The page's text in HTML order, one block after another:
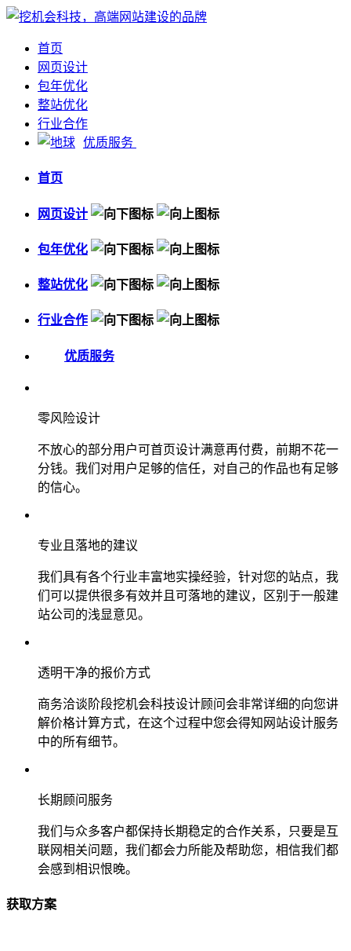
首页
网页设计
包年优化
整站优化
行业合作
优质服务
首页
网页设计
包年优化
整站优化
行业合作
优质服务
零风险设计
不放心的部分用户可首页设计满意再付费，前期不花一
分钱。我们对用户足够的信任，对自己的作品也有足够
的信心。
专业且落地的建议
我们具有各个行业丰富地实操经验，针对您的站点，我
们可以提供很多有效并且可落地的建议，区别于一般建
站公司的浅显意见。
透明干净的报价方式
商务洽谈阶段挖机会科技设计顾问会非常详细的向您讲
解价格计算方式，在这个过程中您会得知网站设计服务
中的所有细节。
长期顾问服务
我们与众多客户都保持长期稳定的合作关系，只要是互
联网相关问题，我们都会力所能及帮助您，相信我们都
会感到相识恨晚。
获取方案